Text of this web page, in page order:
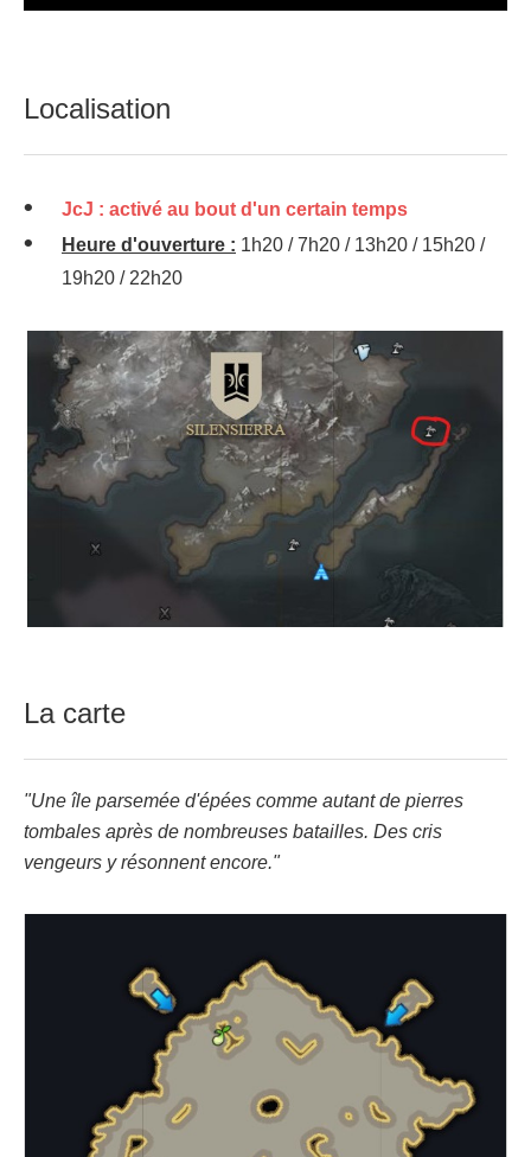
Localisation
JcJ : activé au bout d'un certain temps
Heure d'ouverture : 1h20 / 7h20 / 13h20 / 15h20 /
19h20 / 22h20
La carte
"Une île parsemée d'épées comme autant de pierres
tombales après de nombreuses batailles. Des cris
vengeurs y résonnent encore."